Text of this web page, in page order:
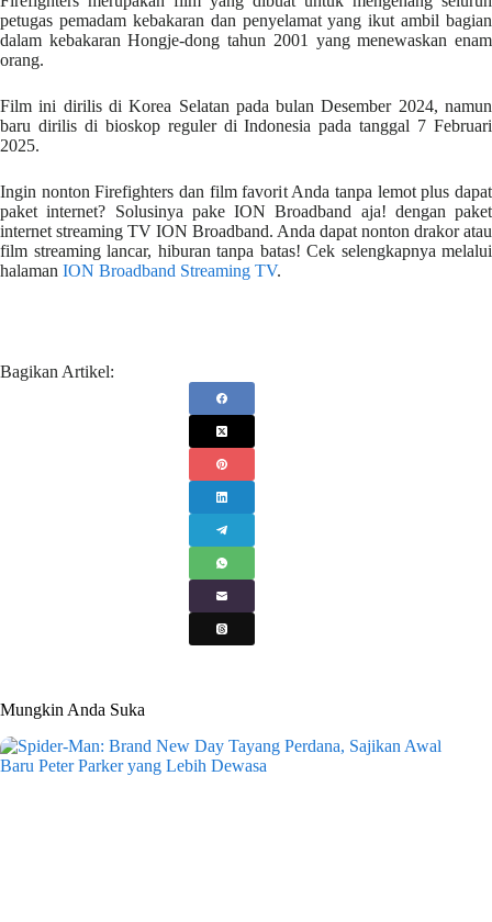
petugas pemadam kebakaran dan penyelamat yang ikut ambil bagian
dalam kebakaran Hongje-dong tahun 2001 yang menewaskan enam
orang.
Film ini dirilis di Korea Selatan pada bulan Desember 2024, namun
baru dirilis di bioskop reguler di Indonesia pada tanggal 7 Februari
2025.
Ingin nonton Firefighters dan film favorit Anda tanpa lemot plus dapat
paket internet? Solusinya pake ION Broadband aja! dengan paket
internet streaming TV ION Broadband. Anda dapat nonton drakor atau
film streaming lancar, hiburan tanpa batas! Cek selengkapnya melalui
halaman ION Broadband Streaming TV.
Bagikan Artikel:
Mungkin Anda Suka